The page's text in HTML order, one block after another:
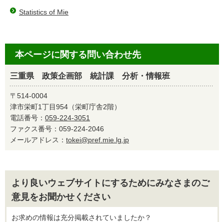
Statistics of Mie
本ページに関する問い合わせ先
三重県 政策企画部 統計課 分析・情報班
〒514-0004
津市栄町1丁目954（栄町庁舎2階）
電話番号： 059-224-3051
ファクス番号：059-224-2046
メールアドレス： tokei@pref.mie.lg.jp
より良いウェブサイトにするためにみなさまのご
意見をお聞かせください
お求めの情報は充分掲載されていましたか？